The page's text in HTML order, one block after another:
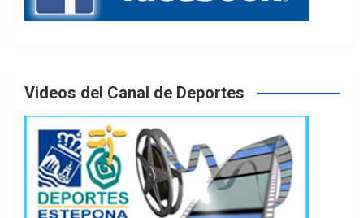
Videos del Canal de Deportes